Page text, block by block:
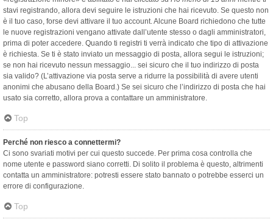
stavi registrando, allora devi seguire le istruzioni che hai ricevuto. Se questo non
è il tuo caso, forse devi attivare il tuo account. Alcune Board richiedono che tutte
le nuove registrazioni vengano attivate dall’utente stesso o dagli amministratori,
prima di poter accedere. Quando ti registri ti verrà indicato che tipo di attivazione
è richiesta. Se ti è stato inviato un messaggio di posta, allora segui le istruzioni;
se non hai ricevuto nessun messaggio... sei sicuro che il tuo indirizzo di posta
sia valido? (L’attivazione via posta serve a ridurre la possibilità di avere utenti
anonimi che abusano della Board.) Se sei sicuro che l’indirizzo di posta che hai
usato sia corretto, allora prova a contattare un amministratore.
Top
Perché non riesco a connettermi?
Ci sono svariati motivi per cui questo succede. Per prima cosa controlla che
nome utente e password siano corretti. Di solito il problema è questo, altrimenti
contatta un amministratore: potresti essere stato bannato o potrebbe esserci un
errore di configurazione.
Top